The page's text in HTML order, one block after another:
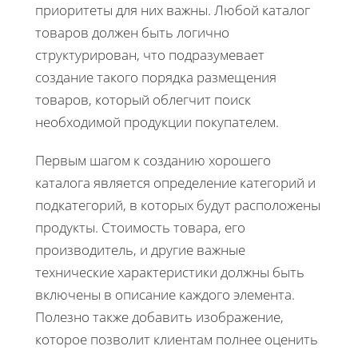
приоритеты для них важны. Любой каталог
товаров должен быть логично
структурирован, что подразумевает
создание такого порядка размещения
товаров, который облегчит поиск
необходимой продукции покупателем.
Первым шагом к созданию хорошего
каталога является определение категорий и
подкатегорий, в которых будут расположены
продукты. Стоимость товара, его
производитель, и другие важные
технические характеристики должны быть
включены в описание каждого элемента.
Полезно также добавить изображение,
которое позволит клиентам полнее оценить